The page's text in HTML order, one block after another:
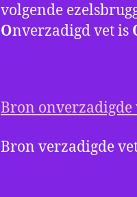
volgende
Onverzadigd vet is
Bron onverzadigde
Bron verzadigde